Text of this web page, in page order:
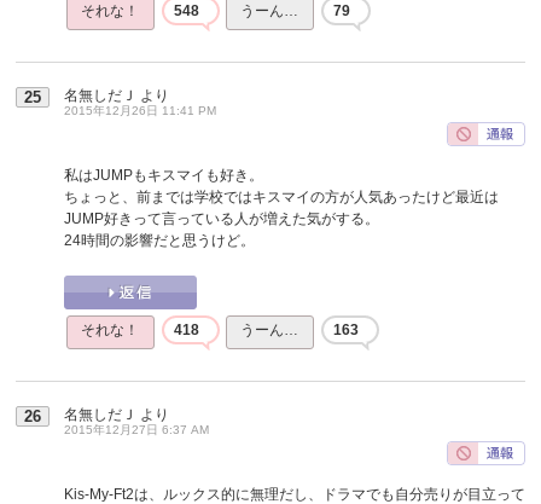
それな！ 548 うーん… 79
25 名無しだＪ より
2015年12月26日 11:41 PM
私はJUMPもキスマイも好き。
ちょっと、前までは学校ではキスマイの方が人気あったけど最近は
JUMP好きって言っている人が増えた気がする。
24時間の影響だと思うけど。
それな！ 418 うーん… 163
26 名無しだＪ より
2015年12月27日 6:37 AM
Kis-My-Ft2は、ルックス的に無理だし、ドラマでも自分売りが目立って